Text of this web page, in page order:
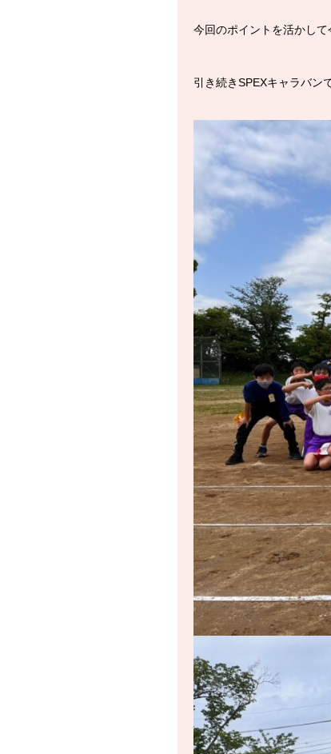
今回のポイントを活かし
引き続きSPEXキャラバン